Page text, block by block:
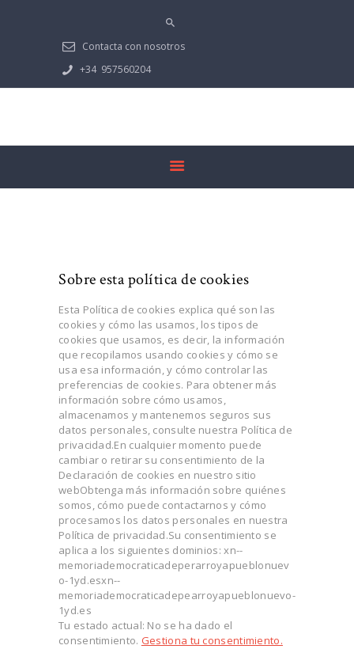
Contacta con nosotros
+34 957560204
PEÑARROYA-
PUEBLONUEVO
MULTIMEDIA
GUADIATO
DOCUMENTACIÓN
Sobre esta política de cookies
Esta Política de cookies explica qué son las
cookies y cómo las usamos, los tipos de
cookies que usamos, es decir, la información
que recopilamos usando cookies y cómo se
usa esa información, y cómo controlar las
preferencias de cookies. Para obtener más
información sobre cómo usamos,
almacenamos y mantenemos seguros sus
datos personales, consulte nuestra Política de
privacidad.En cualquier momento puede
cambiar o retirar su consentimiento de la
Declaración de cookies en nuestro sitio
webObtenga más información sobre quiénes
somos, cómo puede contactarnos y cómo
procesamos los datos personales en nuestra
Política de privacidad.Su consentimiento se
aplica a los siguientes dominios: xn--
memoriademocraticadeperarroyapueblonuev
o-1yd.esxn--
memoriademocraticadepearroyapueblonuevo-
1yd.es
Tu estado actual: No se ha dado el
consentimiento. Gestiona tu consentimiento.